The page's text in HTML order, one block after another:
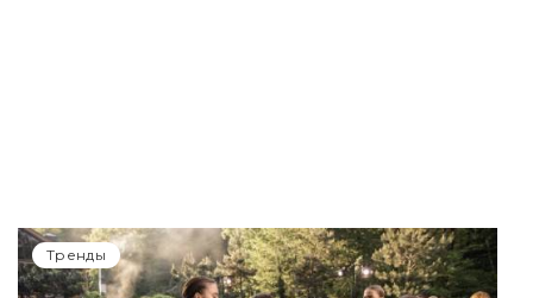
Тренды